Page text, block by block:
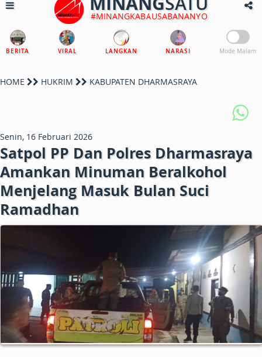
#MINANGKABAUSABANANYO
BERITA VIRAL LANGKAN NARASI Mode Malam
HOME HUKRIM KABUPATEN DHARMASRAYA
Senin, 16 Februari 2026
Satpol PP Dan Polres Dharmasraya
Amankan Minuman Beralkohol
Menjelang Masuk Bulan Suci
Ramadhan